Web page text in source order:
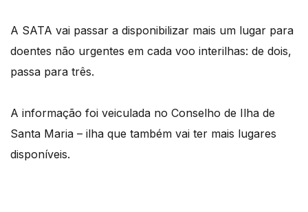
A SATA vai passar a disponibilizar mais um lugar para
doentes não urgentes em cada voo interilhas: de dois,
passa para três.
A informação foi veiculada no Conselho de Ilha de
Santa Maria – ilha que também vai ter mais lugares
disponíveis.